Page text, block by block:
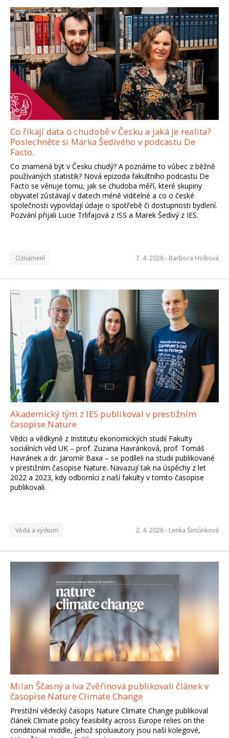
Co říkají data o chudobě v Česku a jaká je realita?
Poslechněte si Marka Šedivého v podcastu De
Facto.
Co znamená být v Česku chudý? A poznáme to vůbec z běžně
používaných statistik? Nová epizoda fakultního podcastu De
Facto se věnuje tomu, jak se chudoba měří, které skupiny
obyvatel zůstávají v datech méně viditelné a co o české
společnosti vypovídají údaje o spotřebě či dostupnosti bydlení.
Pozvání přijali Lucie Trlifajová z ISS a Marek Šedivý z IES.
Oznámení 7. 4. 2026 - Barbora Holková
Akademický tým z IES publikoval v prestižním
časopise Nature
Vědci a vědkyně z Institutu ekonomických studií Fakulty
sociálních věd UK – prof. Zuzana Havránková, prof. Tomáš
Havránek a dr. Jaromír Baxa – se podíleli na studii publikované
v prestižním časopise Nature. Navazují tak na úspěchy z let
2022 a 2023, kdy odborníci z naší fakulty v tomto časopise
publikovali.
Věda a výzkum 2. 4. 2026 - Lenka Šimůnková
Milan Ščasný a Iva Zvěřinová publikovali článek v
časopise Nature Climate Change
Prestižní vědecký časopis Nature Climate Change publikoval
článek Climate policy feasibility across Europe relies on the
conditional middle, jehož spoluautory jsou naši kolegové,